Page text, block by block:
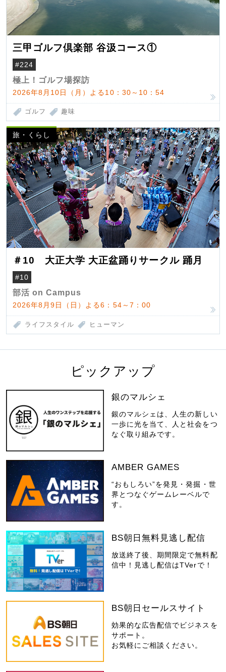
三甲ゴルフ倶楽部 谷汲コース①
#224
極上！ゴルフ場探訪
2026年8月10日（月）よる10：30～10：54
ゴルフ 趣味
旅・くらし
＃10 大正大学 大正盆踊りサークル 踊月
#10
部活 on Campus
2026年8月9日（日）よる6：54～7：00
ライフスタイル ヒューマン
ピックアップ
銀のマルシェ
銀のマルシェは、人生の新しい
一歩に光を当て、人と社会をつ
なぐ取り組みです。
AMBER GAMES
“おもしろい”を発見・発掘・世
界とつなぐゲームレーベルで
す。
BS朝日無料見逃し配信
放送終了後、期間限定で無料配
信中！見逃し配信はTVerで！
BS朝日セールスサイト
効果的な広告配信でビジネスを
サポート。
お気軽にご相談ください。